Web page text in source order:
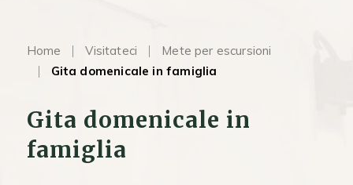
Home Visitateci
Mete per escursioni
Gita domenicale in famiglia
Gita domenicale in
famiglia